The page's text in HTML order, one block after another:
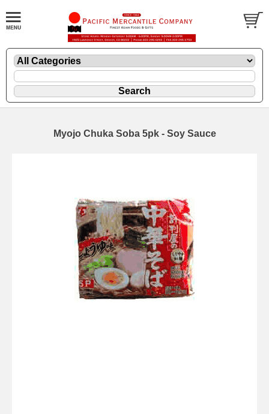
Myojo Chuka Soba 5pk - Soy Sauce